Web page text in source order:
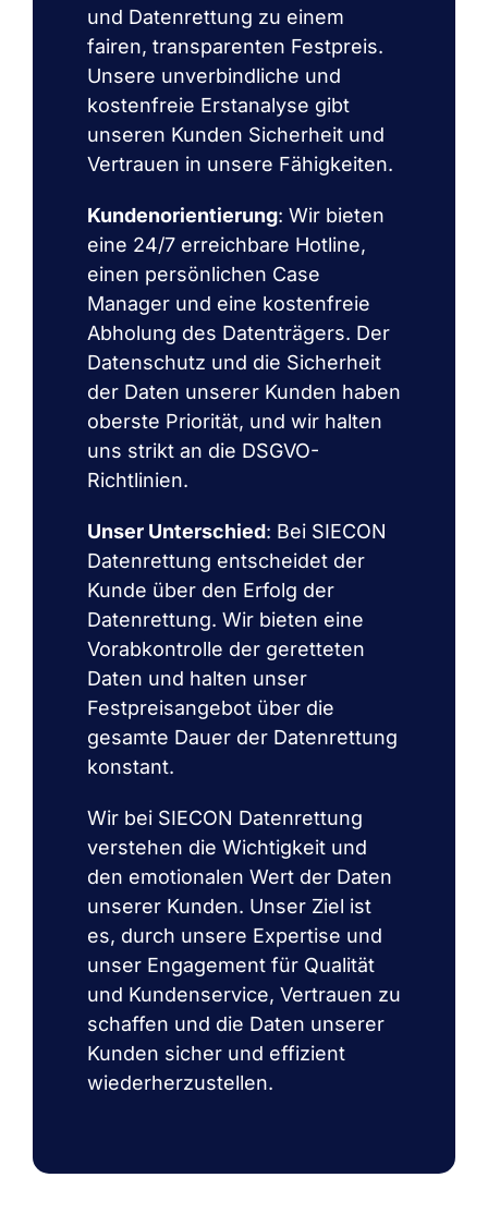
und Datenrettung zu einem
fairen, transparenten Festpreis.
Unsere unverbindliche und
kostenfreie Erstanalyse gibt
unseren Kunden Sicherheit und
Vertrauen in unsere Fähigkeiten.
Kundenorientierung: Wir bieten
eine 24/7 erreichbare Hotline,
einen persönlichen Case
Manager und eine kostenfreie
Abholung des Datenträgers. Der
Datenschutz und die Sicherheit
der Daten unserer Kunden haben
oberste Priorität, und wir halten
uns strikt an die DSGVO-
Richtlinien.
Unser Unterschied: Bei SIECON
Datenrettung entscheidet der
Kunde über den Erfolg der
Datenrettung. Wir bieten eine
Vorabkontrolle der geretteten
Daten und halten unser
Festpreisangebot über die
gesamte Dauer der Datenrettung
konstant.
Wir bei SIECON Datenrettung
verstehen die Wichtigkeit und
den emotionalen Wert der Daten
unserer Kunden. Unser Ziel ist
es, durch unsere Expertise und
unser Engagement für Qualität
und Kundenservice, Vertrauen zu
schaffen und die Daten unserer
Kunden sicher und effizient
wiederherzustellen.